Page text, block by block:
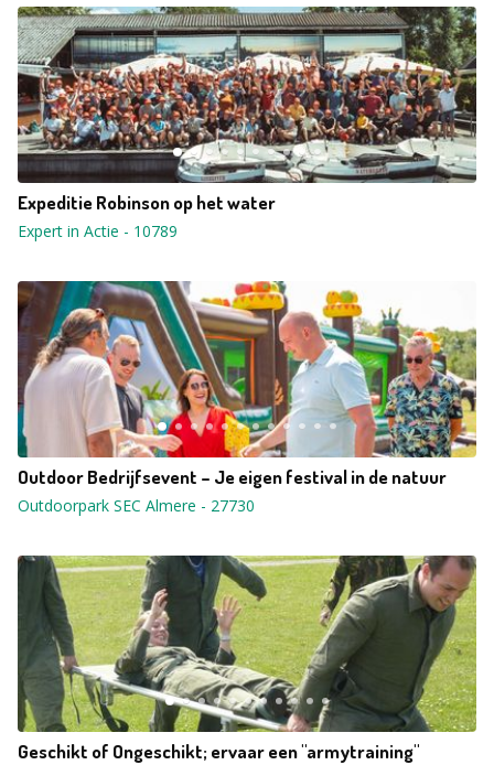
Expeditie Robinson op het water
Expert in Actie - 10789
Outdoor Bedrijfsevent – Je eigen festival in de natuur
Outdoorpark SEC Almere - 27730
Geschikt of Ongeschikt; ervaar een "armytraining"